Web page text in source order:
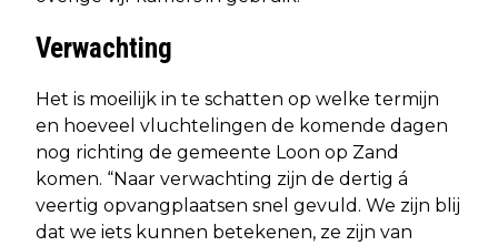
Verwachting
Het is moeilijk in te schatten op welke termijn
en hoeveel vluchtelingen de komende dagen
nog richting de gemeente Loon op Zand
komen. “Naar verwachting zijn de dertig á
veertig opvangplaatsen snel gevuld. We zijn blij
dat we iets kunnen betekenen, ze zijn van